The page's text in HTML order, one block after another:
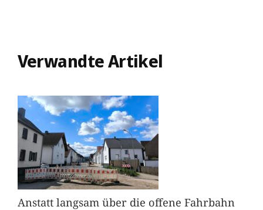
Verwandte Artikel
Anstatt langsam über die offene Fahrbahn